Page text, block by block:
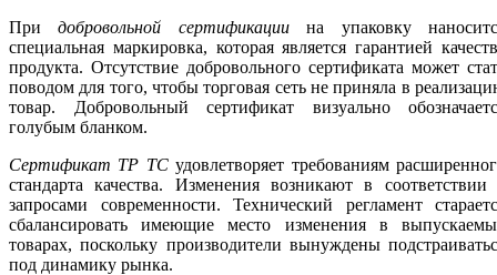
Придобровольной сертификациина упаковку
специальная маркировка, которая является гарантией
продукта. Отсутствие добровольного сертификата может
поводом для того, чтобы торговая сеть не приняла в
товар. Добровольный сертификат визуально
голубым бланком.
Сертификат ТР ТСудовлетворяет требованиям
стандарта качества. Изменения возникают в соответствии
запросами современности. Технический регламент
сбалансировать имеющие место изменения в
товарах, поскольку производители вынуждены
под динамику рынка.